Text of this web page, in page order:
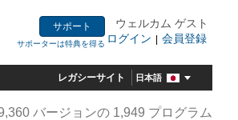
サポート
サポーターは特典を得る
ウェルカム ゲスト
ログイン | 会員登録
レガシーサイト 日本語
バージョンの 1,949 プログラム